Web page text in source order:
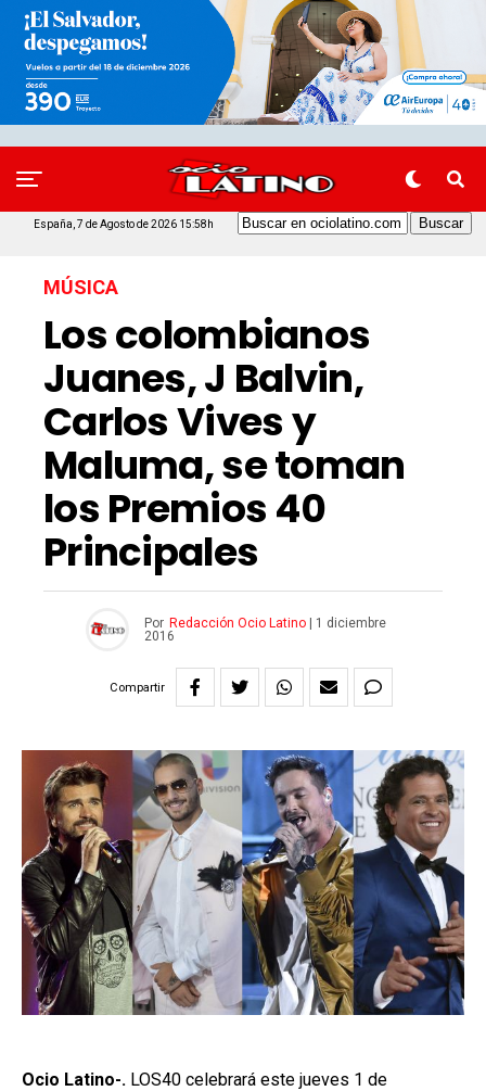
España, 7 de Agosto de 2026 15:58h
MÚSICA
Los colombianos
Juanes, J Balvin,
Carlos Vives y
Maluma, se toman
los Premios 40
Principales
Por Redacción Ocio Latino
1 diciembre
2016
Compartir
Ocio Latino-. LOS40 celebrará este jueves 1 de